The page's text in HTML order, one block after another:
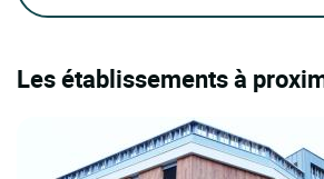
Les établissements à